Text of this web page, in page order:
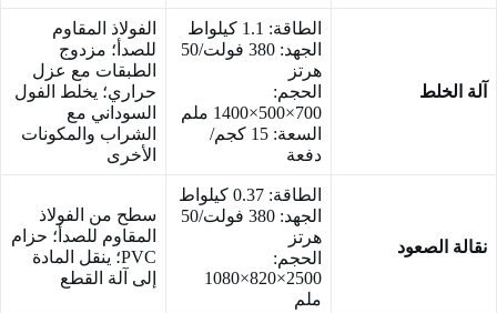
آلة الخلط
الطاقة: 1.1 كيلواط
الجهد: 380 فولت/50
هرتز
الحجم:
700×500×1400 ملم
السعة: 15 كجم/
دفعة
الفولاذ المقاوم
للصدأ؛ مزدوج
الطبقات مع عزل
حراري؛ يخلط الفول
السوداني مع
الشراب والمكونات
الأخرى
نقالة الصعود
الطاقة: 0.37 كيلواط
الجهد: 380 فولت/50
هرتز
الحجم:
2500×820×1080
ملم
سطح من الفولاذ
المقاوم للصدأ؛ حزام
PVC؛ ينقل المادة
إلى آلة القطع